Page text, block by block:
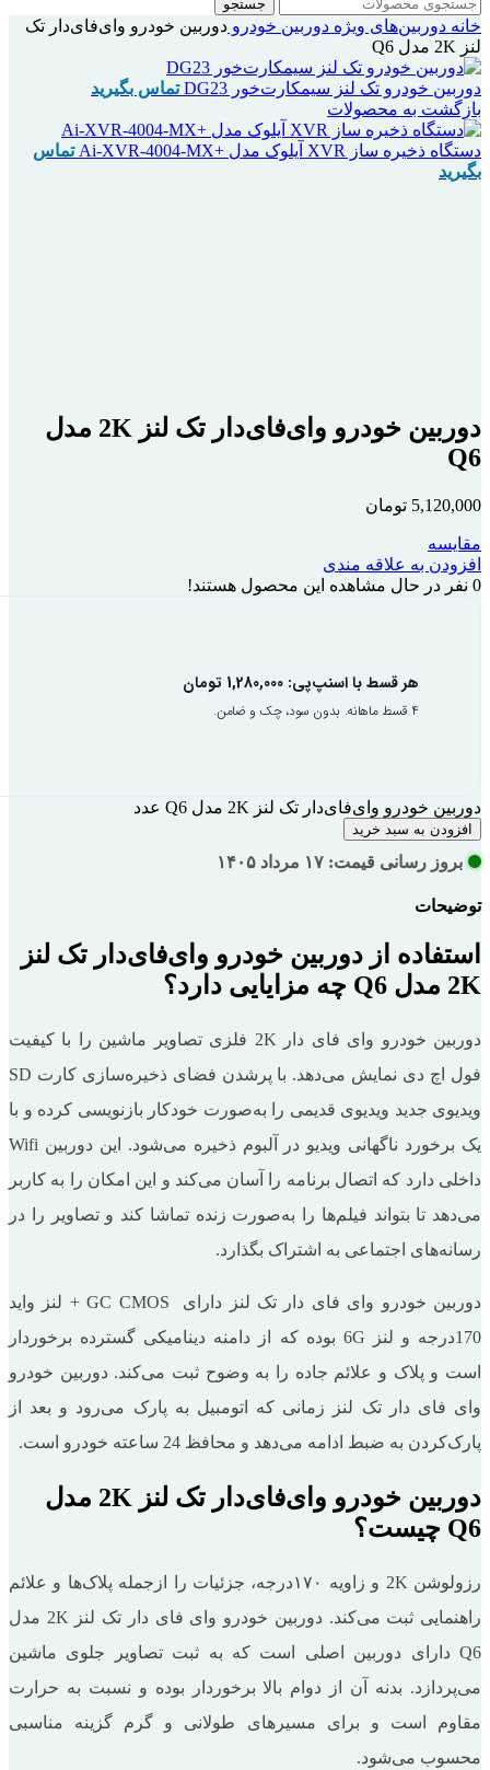
جستجو
خانه دوربین‌های ویژه دوربین خودرو دوربین خودرو وای‌فای‌دار تک
لنز 2K مدل Q6
دوربین خودرو تک لنز سیمکارت‌خور DG23
تماس بگیرید
بازگشت به محصولات
دستگاه ذخیره ساز XVR آیلوک مدل +Ai-XVR-4004-MX
تماس
بگیرید
دوربین خودرو وای‌فای‌دار تک لنز 2K مدل
Q6
5,120,000 تومان
مقایسه
افزودن به علاقه مندی
0 نفر در حال مشاهده این محصول هستند!
هر قسط با اسنپ‌پی: 1,280,000 تومان
۴ قسط ماهانه. بدون سود، چک و ضامن.
دوربین خودرو وای‌فای‌دار تک لنز 2K مدل Q6 عدد
افزودن به سبد خرید
بروز رسانی قیمت: ۱۷ مرداد ۱۴۰۵
توضیحات
استفاده از دوربین خودرو وای‌فای‌دار تک لنز
2K مدل Q6 چه مزایایی دارد؟
دوربین خودرو وای فای دار 2K فلزی تصاویر ماشین را با کیفیت
فول اچ دی نمایش می‌دهد. با پرشدن فضای ذخیره‌سازی کارت SD
ویدیوی جدید ویدیوی قدیمی را به‌صورت خودکار بازنویسی کرده و با
یک برخورد ناگهانی ویدیو در آلبوم ذخیره می‌شود. این دوربین Wifi
داخلی دارد که اتصال برنامه را آسان می‌کند و این امکان را به کاربر
می‌دهد تا بتواند فیلم‌ها را به‌صورت زنده تماشا کند و تصاویر را در
رسانه‌های اجتماعی به اشتراک بگذارد.
دوربین خودرو وای‌ فای ‌دار تک لنز دارای GC CMOS + لنز واید
170درجه و لنز 6G بوده که از دامنه دینامیکی گسترده برخوردار
است و پلاک و علائم جاده را به وضوح ثبت می‌کند. دوربین خودرو
وای ‌فای ‌دار تک لنز زمانی که اتومبیل به پارک می‌رود و بعد از
پارک‌کردن به ضبط ادامه می‌دهد و محافظ 24 ساعته خودرو است.
دوربین خودرو وای‌فای‌دار تک لنز 2K مدل
Q6 چیست؟
رزولوشن 2K و زاویه ۱۷۰درجه، جزئیات را ازجمله پلاک‌ها و علائم
راهنمایی ثبت می‌کند. دوربین خودرو وای ‌فای ‌دار تک لنز 2K مدل
Q6 دارای دوربین اصلی است که به ثبت تصاویر جلوی ماشین
می‌پردازد. بدنه آن از دوام بالا برخوردار بوده و نسبت به حرارت
مقاوم است و برای مسیرهای طولانی و گرم گزینه مناسبی
محسوب می‌شود.